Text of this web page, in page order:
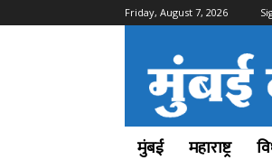
Friday, August 7, 2026
मुंबई महाराष्ट्र